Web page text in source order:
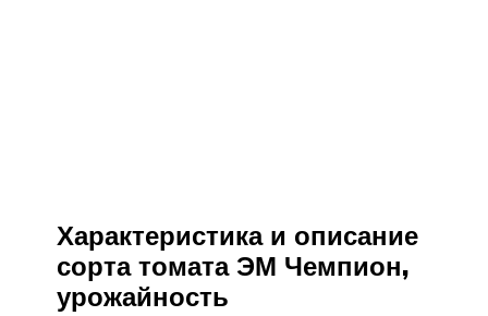
Характеристика и описание
сорта томата ЭМ Чемпион,
урожайность